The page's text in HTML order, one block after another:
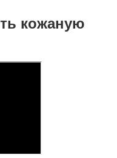
кожаную